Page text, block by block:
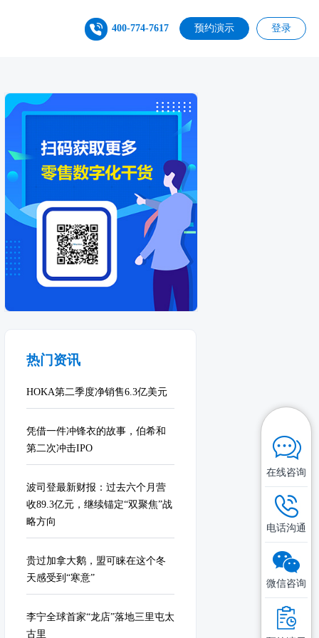
400-774-7617 预约演示 登录
热门资讯
HOKA第二季度净销售6.3亿美元
凭借一件冲锋衣的故事，伯希和
第二次冲击IPO
波司登最新财报：过去六个月营
收89.3亿元，继续锚定“双聚焦”战
略方向
贵过加拿大鹅，盟可睐在这个冬
天感受到“寒意”
李宁全球首家“龙店”落地三里屯太
古里
在线咨询
电话沟通
微信咨询